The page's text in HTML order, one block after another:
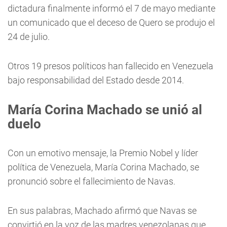
dictadura finalmente informó el 7 de mayo mediante
un comunicado que el deceso de Quero se produjo el
24 de julio.
Otros 19 presos políticos han fallecido en Venezuela
bajo responsabilidad del Estado desde 2014.
María Corina Machado se unió al
duelo
Con un emotivo mensaje, la Premio Nobel y líder
política de Venezuela, María Corina Machado, se
pronunció sobre el fallecimiento de Navas.
En sus palabras, Machado afirmó que Navas se
convirtió en la voz de las madres venezolanas que